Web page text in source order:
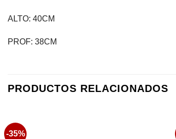
ALTO: 40CM
PROF: 38CM
PRODUCTOS RELACIONADOS
-35%